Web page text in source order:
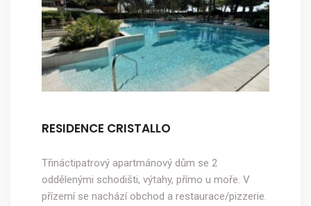
RESIDENCE CRISTALLO
Třináctipatrový apartmánový dům se 2
oddělenými schodišti, výtahy, přímo u moře. V
přízemí se nachází obchod a restaurace/pizzerie.